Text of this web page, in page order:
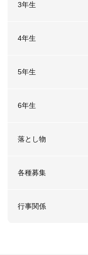
3年生
4年生
5年生
6年生
落とし物
各種募集
行事関係